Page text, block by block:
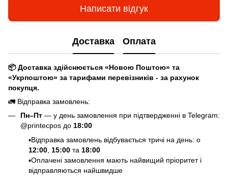
Написати відгук
Доставка Оплата
📦 Доставка здійснюється «Новою Поштою» та
«Укрпоштою» за тарифами перевізників - за рахунок
покупця.
🚛 Відправка замовлень:
Пн–Пт — у день замовлення при підтвердженні в Telegram:
@printecpos до 18:00
▪️Відправка замовлень відбувається тричі на день: о
12:00 15:00 та 18:00
▪️Оплачені замовлення мають найвищий пріоритет і
відправляються найшвидше